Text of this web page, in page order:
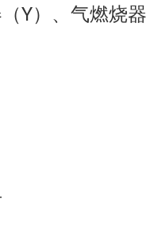
Y）、气燃烧器